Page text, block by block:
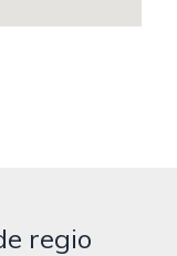
regio